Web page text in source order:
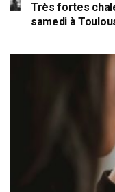
Très fortes
samedi à